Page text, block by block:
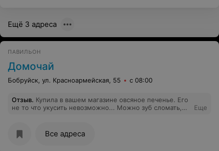
Ещё 3 адреса
ПАВИЛЬОН
Домочай
Бобруйск, ул. Красноармейская, 55 с 08:00
Отзыв. Купила в вашем магазине овсяное печенье. Его
не то что укусить невозможно... Можно зуб сломать,
печенье хорошее. Жаль, что магазин уже закрыт, не
поленились бы пойти вернуть....
Еще
Все адреса